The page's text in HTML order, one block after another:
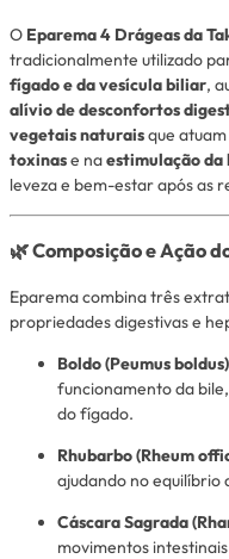
O Eparema 4 Drágeas da
tradicionalmente utilizado
fígado e da vesícula biliar,
alívio de desconfortos
vegetais naturaisque
toxinase naestimulação da
leveza e bem-estar após as
🌿Composição e Ação
Eparema combina três
propriedades digestivas e
Boldo (Peumus
funcionamento da
do fígado.
Rhubarbo (Rheum
ajudando no equilíbrio
Cáscara Sagrada
movimentos